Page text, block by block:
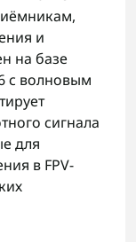
и
на базе
с волновым
сигнала
для
в FPV-